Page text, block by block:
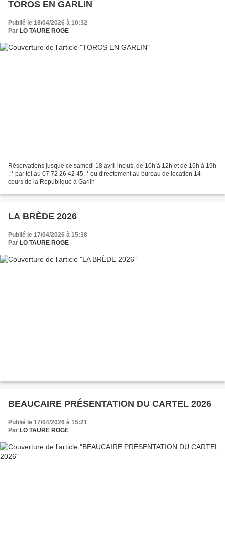
TOROS EN GARLIN
Publié le 18/04/2026 à 10:32
Par LO TAURE ROGE
Réservations jusque ce samedi 18 avril inclus, de 10h à 12h et de 16h à 19h
: * par tél au 07 72 26 42 45. * ou directement au bureau de location 14
cours de la République à Garlin
LA BRÈDE 2026
Publié le 17/04/2026 à 15:38
Par LO TAURE ROGE
BEAUCAIRE PRÉSENTATION DU CARTEL 2026
Publié le 17/04/2026 à 15:21
Par LO TAURE ROGE